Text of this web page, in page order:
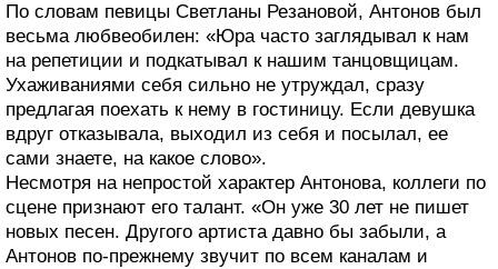
По словам певицы Светланы Резановой, Антонов был
весьма любвеобилен: «Юра часто заглядывал к нам
на репетиции и подкатывал к нашим танцовщицам.
Ухаживаниями себя сильно не утруждал, сразу
предлагая поехать к нему в гостиницу. Если девушка
вдруг отказывала, выходил из себя и посылал, ее
сами знаете, на какое слово».
Несмотря на непростой характер Антонова, коллеги по
сцене признают его талант. «Он уже 30 лет не пишет
новых песен. Другого артиста давно бы забыли, а
Антонов по-прежнему звучит по всем каналам и